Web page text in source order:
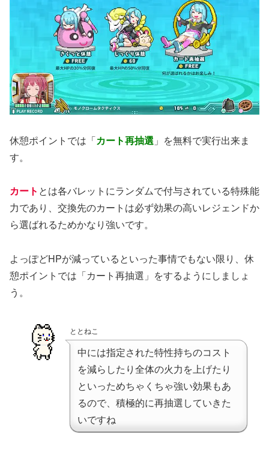
休憩ポイントでは「カート再抽選 」を無料で実行出来ま
す。
カート とは各バレットにランダムで付与されている特殊能
力であり、交換先のカートは必ず効果の高いレジェンドか
ら選ばれるためかなり強いです。
よっぽどHPが減っているといった事情でもない限り、休
憩ポイントでは「カート再抽選」をするようにしましょ
う。
ととねこ
中には指定された特性持ちのコスト
を減らしたり全体の火力を上げたり
といっためちゃくちゃ強い効果もあ
るので、積極的に再抽選していきた
いですね